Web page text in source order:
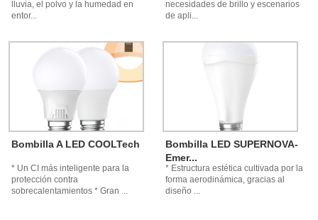
lluvia, el polvo y la humedad en
entor...
necesidades de brillo y escenarios
de apli...
Bombilla A LED COOLTech
* Un CI más inteligente para la
protección contra
sobrecalentamientos * Gran ...
Bombilla LED SUPERNOVA-
Emer...
* Estructura estética cultivada por la
forma aerodinámica, gracias al
diseño ...